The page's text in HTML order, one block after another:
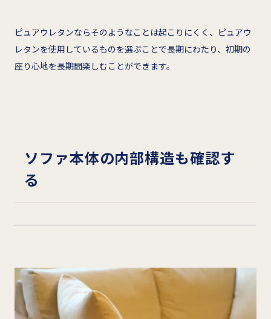
ピュアウレタンならそのようなことは起こりにくく、ピュアウ
レタンを使用しているものを選ぶことで長期にわたり、初期の
座り心地を長期間楽しむことができます。
ソファ本体の内部構造も確認す
る